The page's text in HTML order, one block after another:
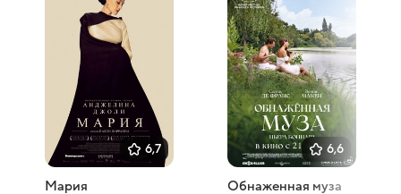
6,7
Мария
6,6
Обнаженная муза